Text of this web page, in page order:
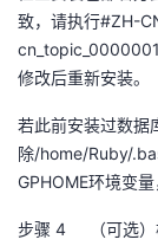
致，请执行#ZH-
修改后重新安装。
若此前安装过数据
除/home/Ruby/
GPHOME环境变量
步骤 4 （可选